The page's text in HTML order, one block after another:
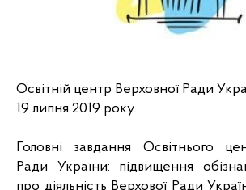
Освітній центр Верховної Ради
19 липня 2019 року.
Головні завдання Освітнього
Ради України: підвищення
про діяльність Верхової Ради